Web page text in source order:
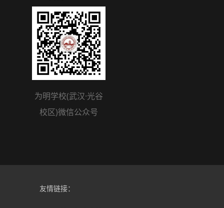
为明学校(武汉·光谷
校区)微信公众号
友情链接：